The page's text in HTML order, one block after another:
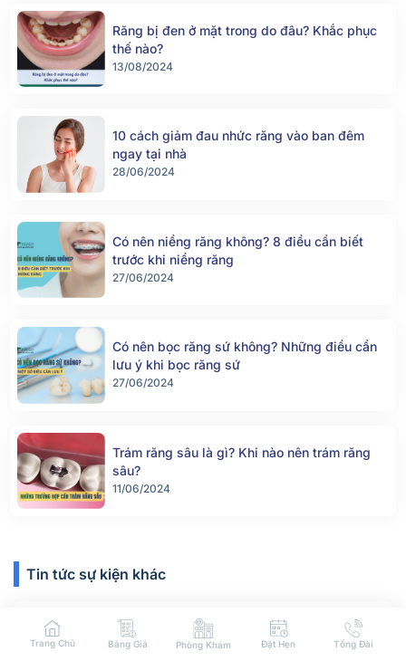
Răng bị đen ở mặt trong do đâu? Khắc phục
thế nào?
13/08/2024
10 cách giảm đau nhức răng vào ban đêm
ngay tại nhà
28/06/2024
Có nên niềng răng không? 8 điều cần biết
trước khi niềng răng
27/06/2024
Có nên bọc răng sứ không? Những điều cần
lưu ý khi bọc răng sứ
27/06/2024
Trám răng sâu là gì? Khi nào nên trám răng
sâu?
11/06/2024
Tin tức sự kiện khác
29/06/2025
Tẩy trắng răng giá bao nhiêu
Trang Chủ Bảng Giá Phòng Khám Đặt Hẹn Tổng Đài